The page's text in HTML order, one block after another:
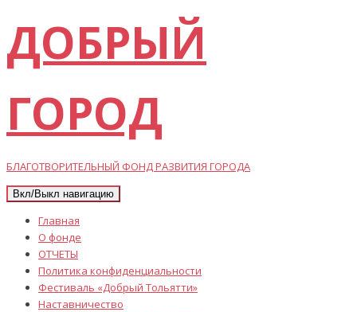
ДОБРЫЙ
ГОРОД
БЛАГОТВОРИТЕЛЬНЫЙ ФОНД РАЗВИТИЯ ГОРОДА
Вкл/Выкл навигацию
Главная
О фонде
ОТЧЕТЫ
Политика конфиденциальности
Фестиваль «Добрый Тольятти»
Наставничество